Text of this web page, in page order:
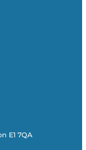
E1 7QA